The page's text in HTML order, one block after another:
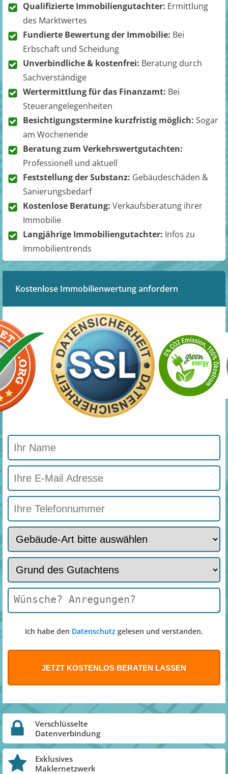
Qualifizierte Immobiliengutachter: Ermittlung
des Marktwertes
Fundierte Bewertung der Immobilie: Bei
Erbschaft und Scheidung
Unverbindliche & kostenfrei: Beratung durch
Sachverständige
Wertermittlung für das Finanzamt: Bei
Steuerangelegenheiten
Besichtigungstermine kurzfristig möglich: Sogar
am Wochenende
Beratung zum Verkehrswertgutachten:
Professionell und aktuell
Feststellung der Substanz: Gebäudeschäden &
Sanierungsbedarf
Kostenlose Beratung: Verkaufsberatung ihrer
Immobilie
Langjährige Immobiliengutachter: Infos zu
Immobilientrends
Kostenlose Immobilienwertung anfordern
Ich habe den Datenschutz gelesen und verstanden.
Verschlüsselte
Datenverbindung
Exklusives
Maklernetzwerk